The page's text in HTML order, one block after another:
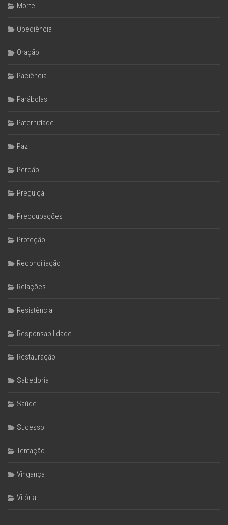
Morte
Obediência
Oração
Paciência
Parábolas
Paternidade
Paz
Perdão
Preguiça
Preocupações
Proteção
Reconciliação
Relações
Resistência
Responsabilidade
Restauração
Sabedoria
Saúde
Sucesso
Tentação
Vingança
Vitória